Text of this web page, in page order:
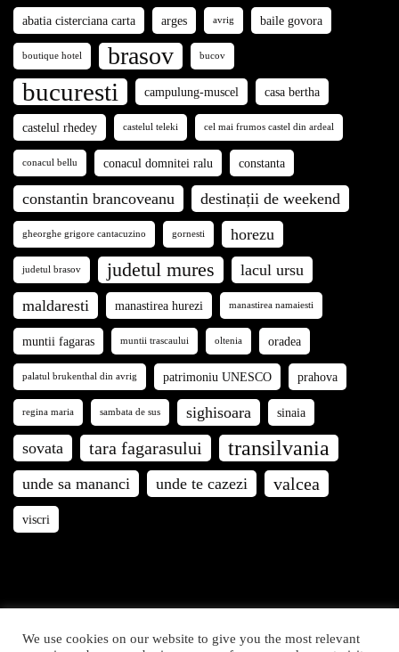
abatia cisterciana carta arges avrig baile govora
boutique hotel brasov bucov
bucuresti campulung-muscel casa bertha
castelul rhedey castelul teleki cel mai frumos castel din ardeal
conacul bellu conacul domnitei ralu constanta
constantin brancoveanu destinații de weekend
gheorghe grigore cantacuzino gornesti horezu
judetul brasov judetul mures
lacul ursu
maldaresti
manastirea hurezi manastirea namaiesti
muntii fagaras muntii trascaului oltenia oradea
palatul brukenthal din avrig patrimoniu UNESCO prahova
regina maria sambata de sus sighisoara sinaia
sovata tara fagarasului transilvania
unde sa mananci unde te cazezi valcea
viscri
We use cookies on our website to give you the most relevant